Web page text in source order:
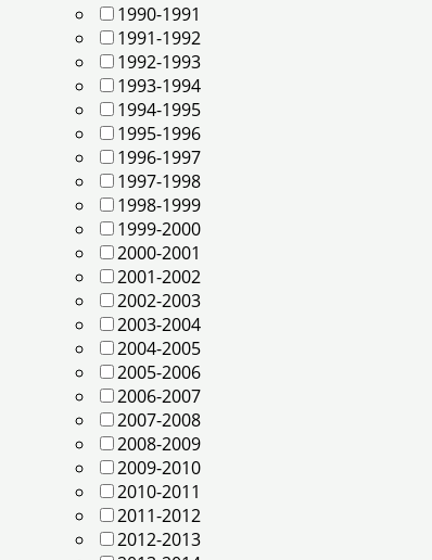
1990-1991
1991-1992
1992-1993
1993-1994
1994-1995
1995-1996
1996-1997
1997-1998
1998-1999
1999-2000
2000-2001
2001-2002
2002-2003
2003-2004
2004-2005
2005-2006
2006-2007
2007-2008
2008-2009
2009-2010
2010-2011
2011-2012
2012-2013